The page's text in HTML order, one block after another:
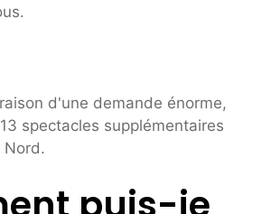
d'une demande énorme,
spectacles supplémentaires
Nord.